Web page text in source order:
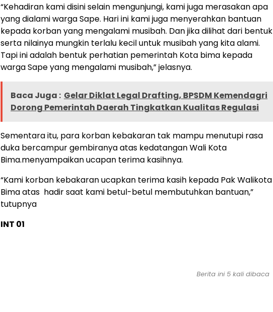
“Kehadiran kami disini selain mengunjungi, kami juga merasakan apa
yang dialami warga Sape. Hari ini kami juga menyerahkan bantuan
kepada korban yang mengalami musibah. Dan jika dilihat dari bentuk
serta nilainya mungkin terlalu kecil untuk musibah yang kita alami.
Tapi ini adalah bentuk perhatian pemerintah Kota bima kepada
warga Sape yang mengalami musibah,” jelasnya.
Baca Juga : Gelar Diklat Legal Drafting, BPSDM Kemendagri
Dorong Pemerintah Daerah Tingkatkan Kualitas Regulasi
Sementara itu, para korban kebakaran tak mampu menutupi rasa
duka bercampur gembiranya atas kedatangan Wali Kota
Bima.menyampaikan ucapan terima kasihnya.
“Kami korban kebakaran ucapkan terima kasih kepada Pak Walikota
Bima atas hadir saat kami betul-betul membutuhkan bantuan,”
tutupnya
INT 01
Berita ini 5 kali dibaca